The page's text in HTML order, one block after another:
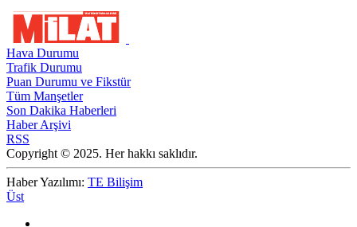
Hava Durumu
Trafik Durumu
Puan Durumu ve Fikstür
Tüm Manşetler
Son Dakika Haberleri
Haber Arşivi
RSS
Copyright © 2025. Her hakkı saklıdır.
Haber Yazılımı: TE Bilişim
Üst